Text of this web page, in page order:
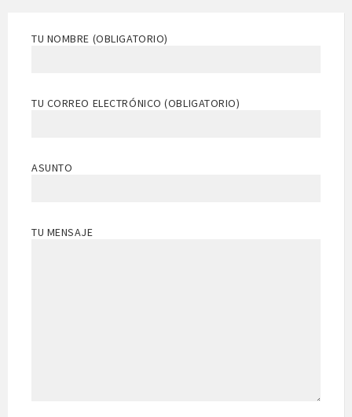
TU NOMBRE (OBLIGATORIO)
TU CORREO ELECTRÓNICO (OBLIGATORIO)
ASUNTO
TU MENSAJE